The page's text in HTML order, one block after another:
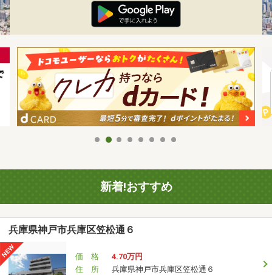
新着!おすすめ
兵庫県神戸市兵庫区笠松通６
価 格
4.70万円
住 所
兵庫県神戸市兵庫区笠松通６